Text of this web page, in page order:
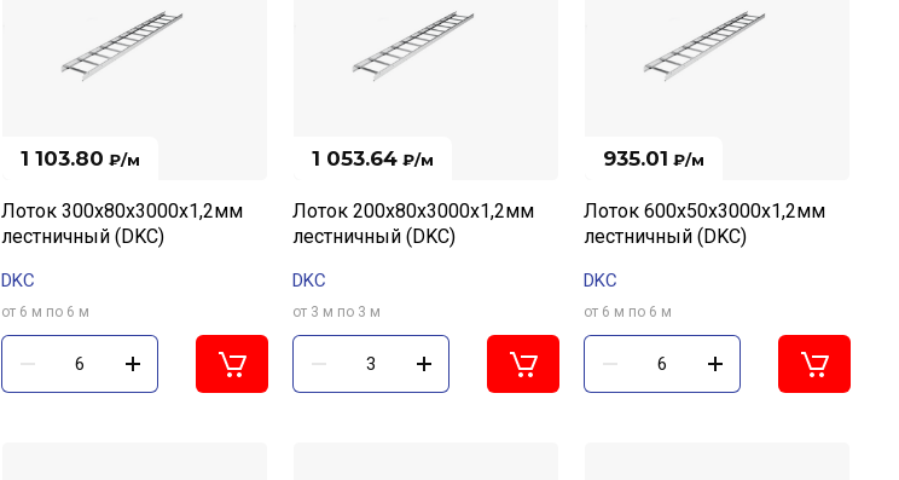
1 103.80 ₽/м
Лоток 300х80х3000х1,2мм
лестничный (DKC)
DKC
от 6 м по 6 м
1 053.64 ₽/м
Лоток 200х80х3000х1,2мм
лестничный (DKC)
DKC
от 3 м по 3 м
935.01 ₽/м
Лоток 600х50х3000х1,2мм
лестничный (DKC)
DKC
от 6 м по 6 м